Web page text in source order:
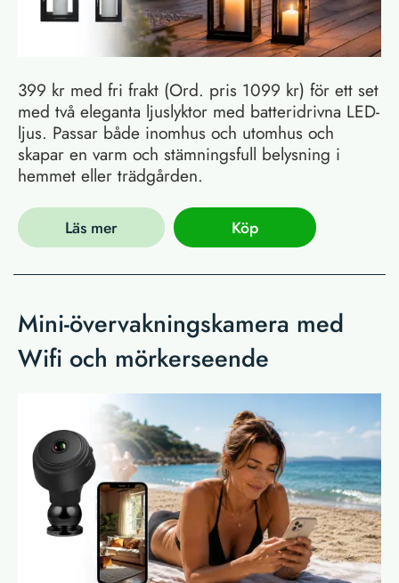
399 kr med fri frakt (Ord. pris 1099 kr) för ett set
med två eleganta ljuslyktor med batteridrivna LED-
ljus. Passar både inomhus och utomhus och
skapar en varm och stämningsfull belysning i
hemmet eller trädgården.
Läs mer Köp
Mini-övervakningskamera med
Wifi och mörkerseende